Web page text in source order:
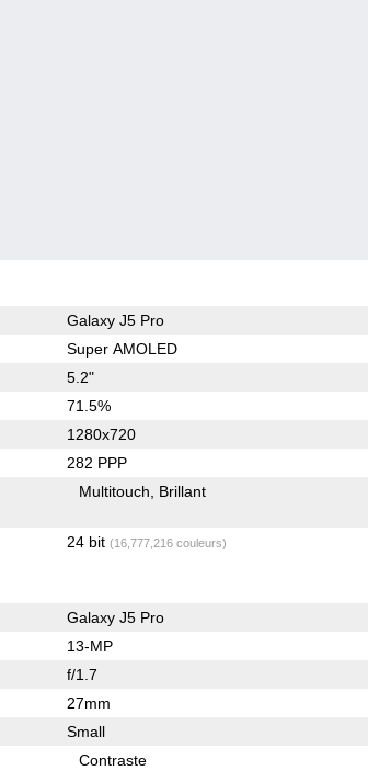
Galaxy J5 Pro
Super AMOLED
5.2"
71.5%
1280x720
282 PPP
Multitouch Brillant
24 bit (16,777,216 couleurs)
Galaxy J5 Pro
13-MP
f/1.7
27mm
Small
Contraste